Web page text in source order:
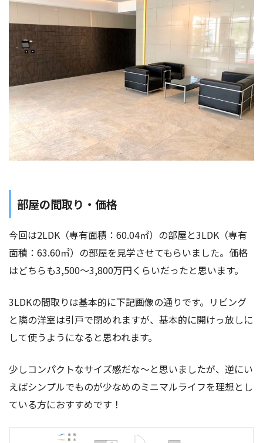
部屋の間取り・価格
今回は2LDK（専有面積：60.04㎡）の部屋と3LDK（専有
面積：63.60㎡）の部屋を見学させてもらいました。価格
はどちらも3,500〜3,800万円くらいだったと思います。
3LDKの間取りは基本的に下記画像の通りです。リビング
と隣の洋室は引戸で閉めれますが、基本的に開けっ放しに
して使うようになると思われます。
少しコンパクトなサイズ感だな〜と思いましたが、逆にい
えばシンプルでものが少なめのミニマルライフを理想とし
ている方におすすめです！